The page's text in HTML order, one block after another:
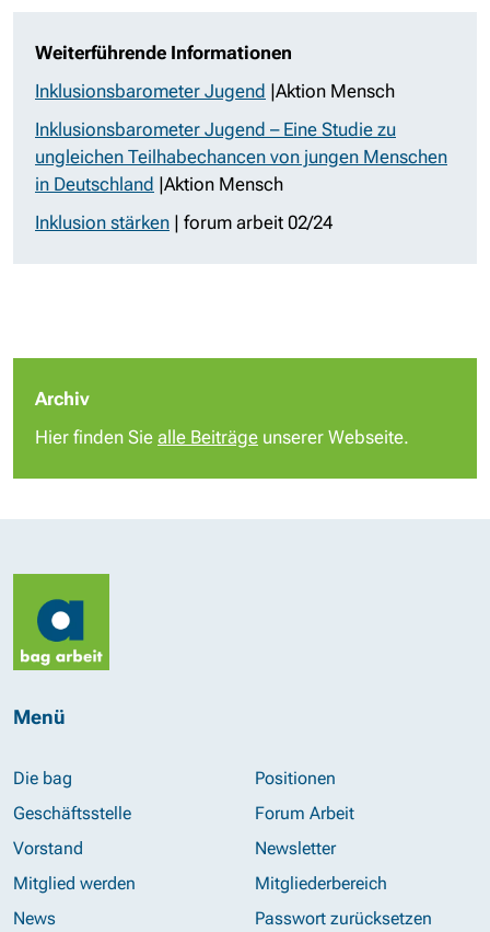
Weiterführende Informationen
Inklusionsbarometer Jugend |Aktion Mensch
Inklusionsbarometer Jugend – Eine Studie zu
ungleichen Teilhabechancen von jungen Menschen
in Deutschland |Aktion Mensch
Inklusion stärken | forum arbeit 02/24
Archiv
Hier finden Sie alle Beiträge unserer Webseite.
Menü
Die bag
Geschäftsstelle
Vorstand
Mitglied werden
News
Positionen
Forum Arbeit
Newsletter
Mitgliederbereich
Passwort zurücksetzen